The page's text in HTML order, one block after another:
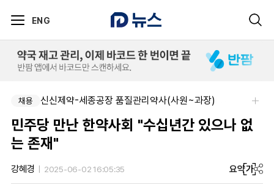
ENG
채용 신신제약-세종공장 품질관리약사(사원~과장)
민주당 만난 한약사회 "수십년간 있으나 없
는 존재"
강혜경 2025-06-02 16:05:35 요약가